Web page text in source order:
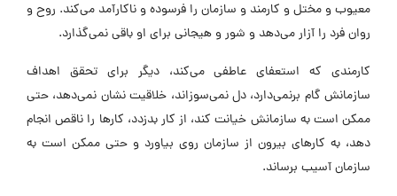
معیوب و مختل و کارمند و سازمان را فرسوده و ناکارآمد می‌کند. روح و
روان فرد را آزار می‌دهد و شور و هیجانی برای او باقی نمی‌گذارد.
کارمندی که استعفای عاطفی می‌کند، دیگر برای تحقق اهداف
سازمانش گام برنمی‌دارد، دل نمی‌سوزاند، خلاقیت نشان نمی‌دهد، حتی
ممکن است به سازمانش خیانت کند، از کار بدزدد، کارها را ناقص انجام
دهد، به کارهای بیرون از سازمان روی بیاورد و حتی ممکن است به
سازمان آسیب برساند.